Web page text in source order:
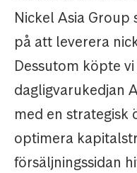
Nickel Asia
på att leverera
Dessutom köpte
dagligvarukedjan
med en strategisk
optimera
försäljningssidan